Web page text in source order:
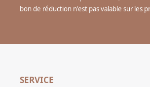
bon de réduction n'est pas valable sur les
SERVICE